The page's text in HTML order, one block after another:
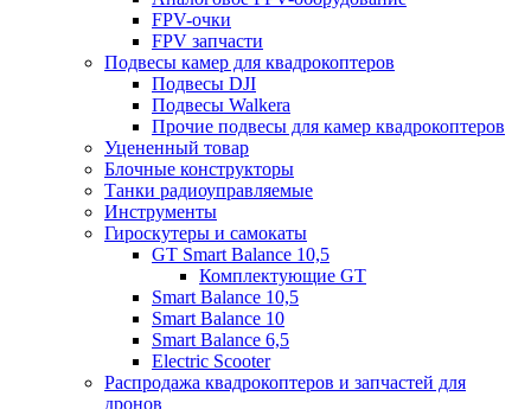
FPV-очки
FPV запчасти
Подвесы камер для квадрокоптеров
Подвесы DJI
Подвесы Walkera
Прочие подвесы для камер квадрокоптеров
Уцененный товар
Блочные конструкторы
Танки радиоуправляемые
Инструменты
Гироскутеры и самокаты
GT Smart Balance 10,5
Комплектующие GT
Smart Balance 10,5
Smart Balance 10
Smart Balance 6,5
Electric Scooter
Распродажа квадрокоптеров и запчастей для
дронов